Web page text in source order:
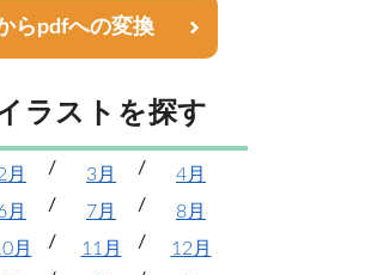
らpdfへの変換
ラストを探す
月 3月
4月
月 7月
8月
月 11月
12月